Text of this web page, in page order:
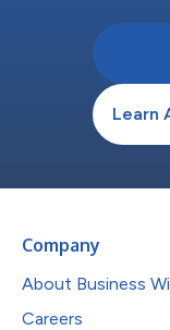
Learn
Company
About Business
Careers